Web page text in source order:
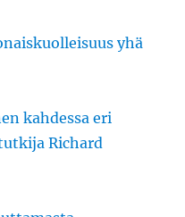
yhä
kahdessa eri
Richard